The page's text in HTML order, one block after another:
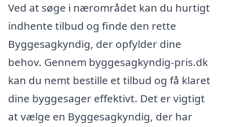
Ved at søge i nærområdet kan du hurtigt
indhente tilbud og finde den rette
Byggesagkyndig, der opfylder dine
behov. Gennem byggesagkyndig-pris.dk
kan du nemt bestille et tilbud og få klaret
dine byggesager effektivt. Det er vigtigt
at vælge en Byggesagkyndig, der har